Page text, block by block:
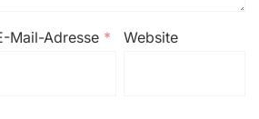
Mail-Adresse * Website